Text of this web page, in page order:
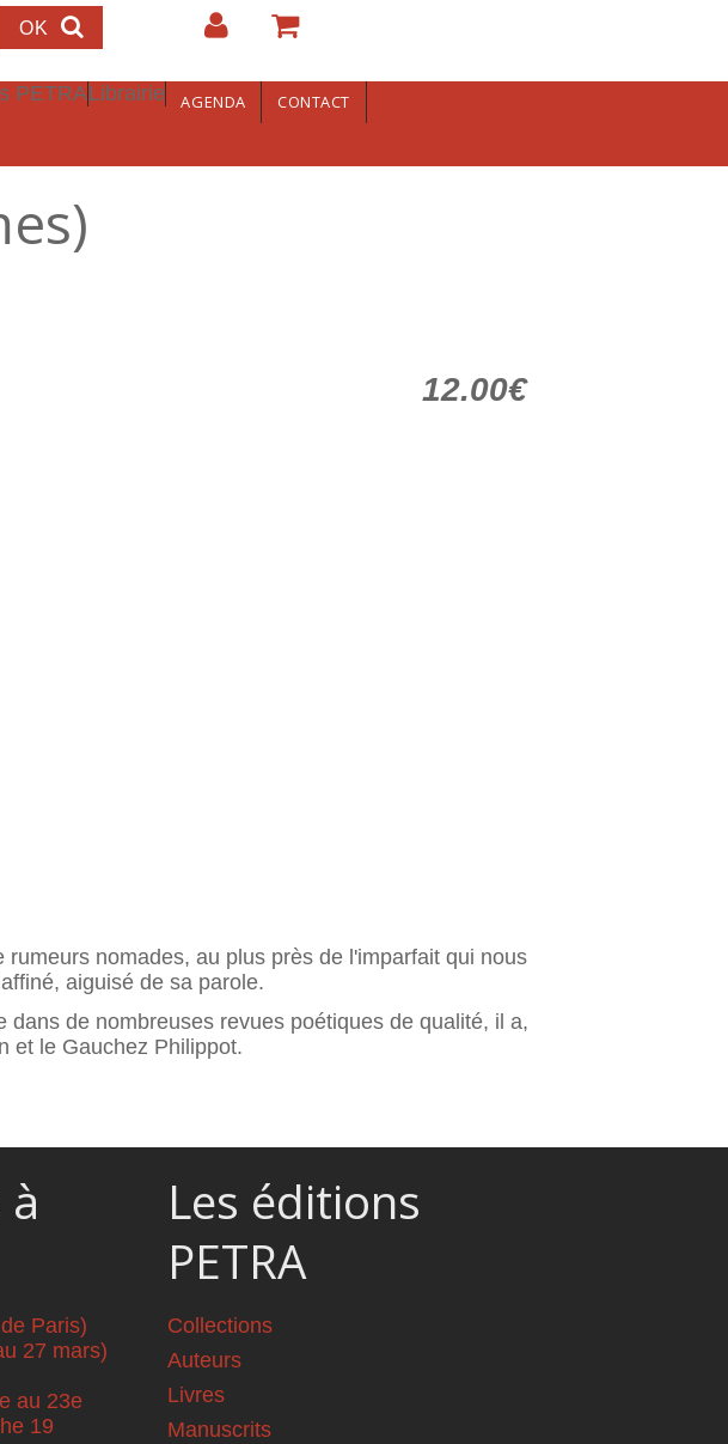
PETRALibrairie AGENDA
CONTACT
12.00€
rumeurs nomades, au plus près de l'imparfait qui nous
aiguisé de sa parole.
de nombreuses revues poétiques de qualité, il a,
et le Gauchez Philippot.
Paris)
27 mars)
au 23e
19
Les éditions
PETRA
Collections
Auteurs
Livres
Manuscrits